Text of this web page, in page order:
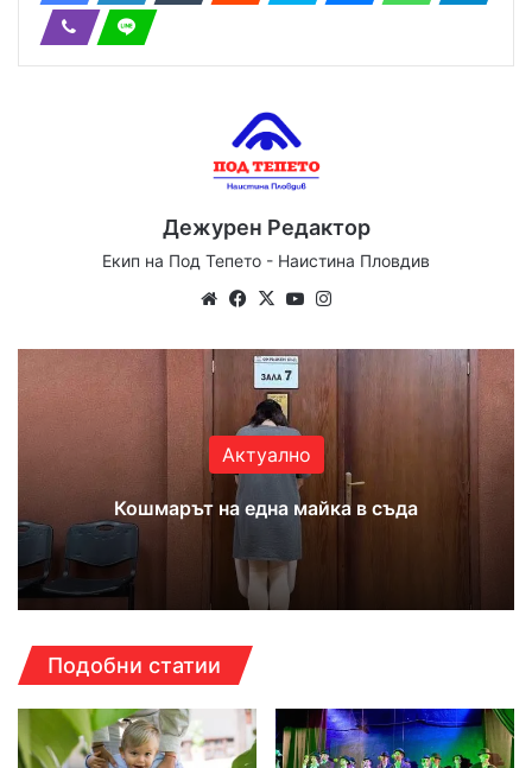
Дежурен Редактор
Екип на Под Тепето - Наистина Пловдив
WebsiteFacebook
X YouTube
Актуално
Кошмарът на една майка в съда
Подобни статии